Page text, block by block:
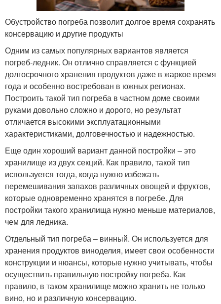
Обустройство погреба позволит долгое время сохранять
консервацию и другие продукты
Одним из самых популярных вариантов является
погреб-ледник. Он отлично справляется с функцией
долгосрочного хранения продуктов даже в жаркое время
года и особенно востребован в южных регионах.
Построить такой тип погреба в частном доме своими
руками довольно сложно и дорого, но результат
отличается высокими эксплуатационными
характеристиками, долговечностью и надежностью.
Еще один хороший вариант данной постройки – это
хранилище из двух секций. Как правило, такой тип
используется тогда, когда нужно избежать
перемешивания запахов различных овощей и фруктов,
которые одновременно хранятся в погребе. Для
постройки такого хранилища нужно меньше материалов,
чем для ледника.
Отдельный тип погреба – винный. Он используется для
хранения продуктов виноделия, имеет свои особенности
конструкции и нюансы, которые нужно учитывать, чтобы
осуществить правильную постройку погреба. Как
правило, в таком хранилище можно хранить не только
вино, но и различную консервацию.